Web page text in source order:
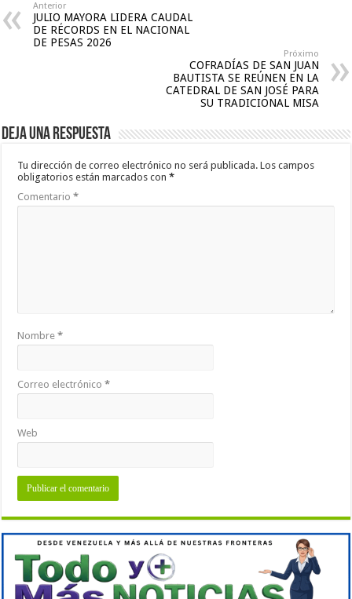
Anterior
JULIO MAYORA LIDERA CAUDAL
DE RÉCORDS EN EL NACIONAL
DE PESAS 2026
Próximo
COFRADÍAS DE SAN JUAN
BAUTISTA SE REÚNEN EN LA
CATEDRAL DE SAN JOSÉ PARA
SU TRADICIONAL MISA
Deja una respuesta
Tu dirección de correo electrónico no será publicada. Los campos
obligatorios están marcados con*
Comentario*
Nombre*
Correo electrónico*
Web